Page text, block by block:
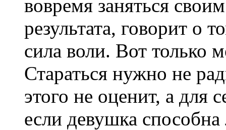
вовремя заняться
результата, говорит о
сила воли. Вот только
Стараться нужно не
этого не оценит, а для
если девушка